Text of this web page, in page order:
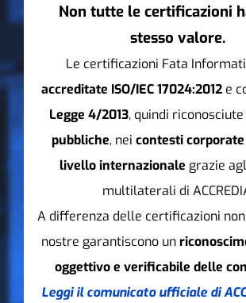
Non tutte le certificazioni
stesso valore.
Le certificazioni Fata
accreditate ISO/IEC 17024:2012 e
Legge 4/2013, quindi
pubbliche, nei contesti corporate
livello internazionale grazie
multilaterali di
A differenza delle certificazioni
nostre garantiscono un
oggettivo e verificabile delle
Leggi il comunicato ufficiale di